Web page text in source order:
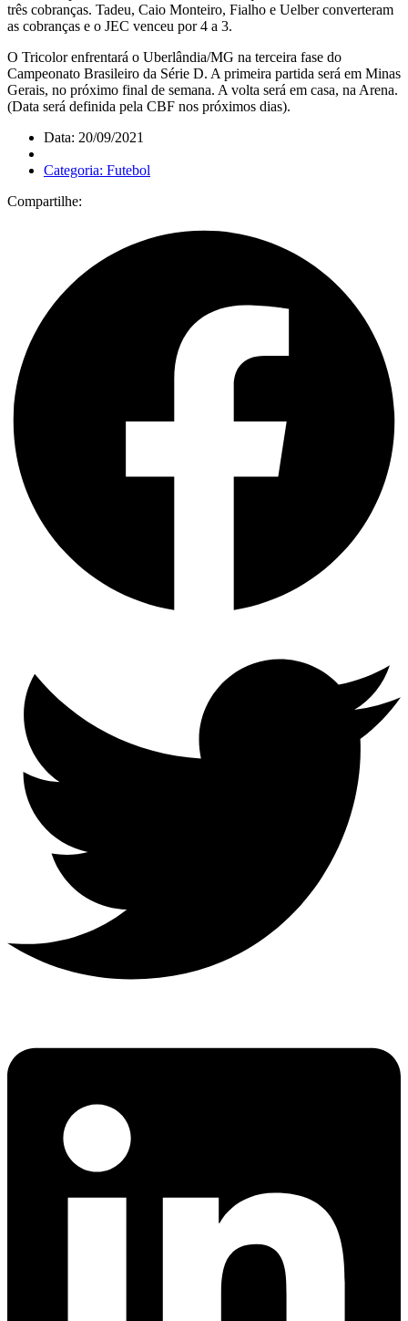
três cobranças. Tadeu, Caio Monteiro, Fialho e Uelber converteram
as cobranças e o JEC venceu por 4 a 3.
O Tricolor enfrentará o Uberlândia/MG na terceira fase do
Campeonato Brasileiro da Série D. A primeira partida será em Minas
Gerais, no próximo final de semana. A volta será em casa, na Arena.
(Data será definida pela CBF nos próximos dias).
Data: 20/09/2021
Categoria: Futebol
Compartilhe: